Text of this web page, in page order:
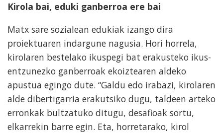
Kirola bai, eduki ganberroa ere bai
Matx sare sozialean edukiak izango dira
proiektuaren indargune nagusia. Hori horrela,
kirolaren bestelako ikuspegi bat erakusteko ikus-
entzunezko ganberroak ekoiztearen aldeko
apustua egingo dute. “Galdu edo irabazi, kirolaren
alde dibertigarria erakutsiko dugu, taldeen arteko
erronkak bultzatuko ditugu, desafioak sortu,
elkarrekin barre egin. Eta, horretarako, kirol